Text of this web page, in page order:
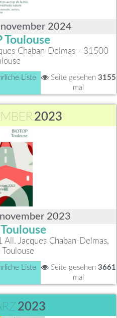
2024
Toulouse
Chaban-Delmas - 31500
Liste Seite gesehen 3155
mal
2023
2023
All. Jacques Chaban-Delmas,
Liste Seite gesehen 3661
mal
2023